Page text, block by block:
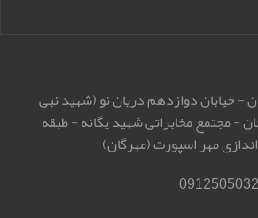
- خیابان دوازدهم دریان نو (شهید نبی
- مجتمع مخابراتی شهید یگانه - طبقه
مهر اسپورت (مهرگان)